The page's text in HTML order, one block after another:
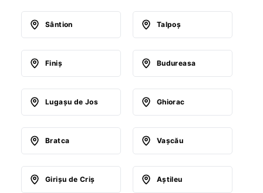
Sântion Talpoş
Finiş Budureasa
Lugaşu de Jos Ghiorac
Bratca Vaşcău
Girişu de Criş Aştileu